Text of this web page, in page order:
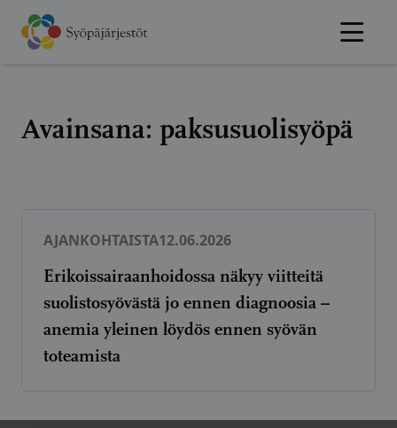
Hyppää
sisältöön
Avainsana: paksusuolisyöpä
AJANKOHTAISTA12.06.2026
Erikoissairaanhoidossa näkyy viitteitä
suolistosyövästä jo ennen diagnoosia –
anemia yleinen löydös ennen syövän
toteamista